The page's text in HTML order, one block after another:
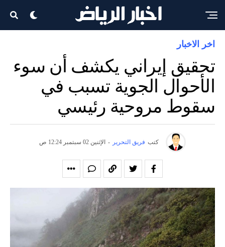
اخر الاخبار
تحقيق إيراني يكشف أن سوء
الأحوال الجوية تسبب في
سقوط مروحية رئيسي
كتب فريق التحرير - الإثنين 02 سبتمبر 12:24 ص